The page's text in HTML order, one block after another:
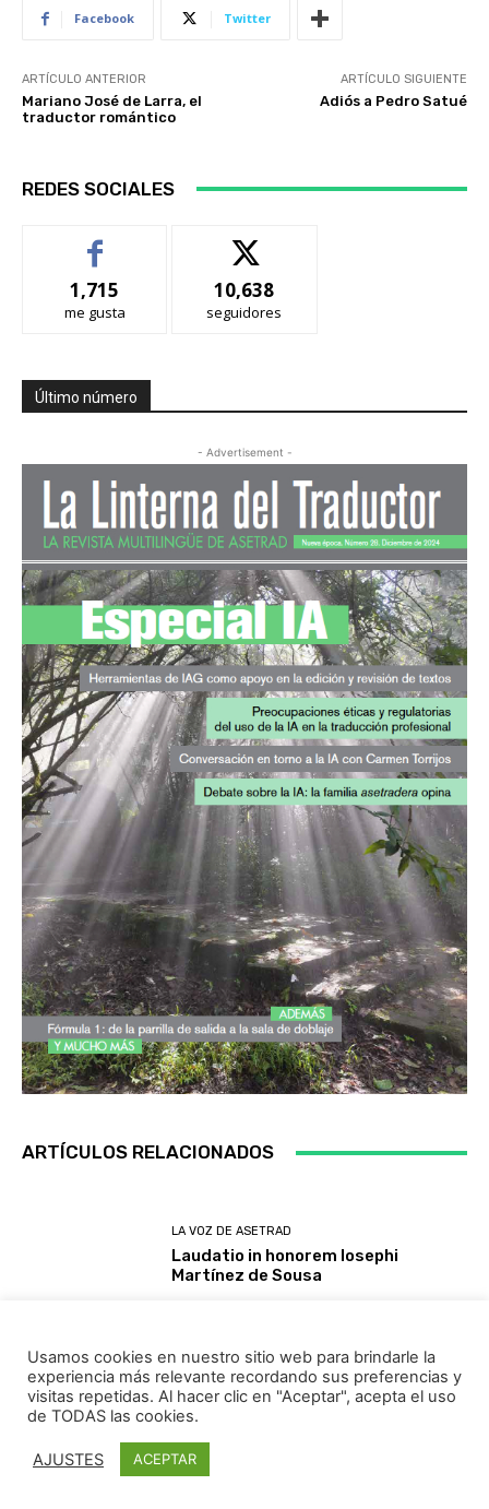
Facebook Twitter
ARTÍCULO ANTERIOR
Mariano José de Larra, el
traductor romántico
ARTÍCULO SIGUIENTE
Adiós a Pedro Satué
REDES SOCIALES
1,715
me gusta
10,638
seguidores
Último número
- Advertisement -
ARTÍCULOS RELACIONADOS
LA VOZ DE ASETRAD
Laudatio in honorem Iosephi
Martínez de Sousa
LA VOZ DE ASETRAD
En recuerdo de Antonio Rivas,
Usamos cookies en nuestro sitio web para brindarle la
experiencia más relevante recordando sus preferencias y
visitas repetidas. Al hacer clic en "Aceptar", acepta el uso
de TODAS las cookies.
AJUSTES ACEPTAR